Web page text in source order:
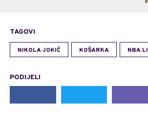
TAGOVI
NIKOLA JOKIĆ KOŠARKA NBA
PODIJELI